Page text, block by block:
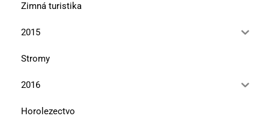
Zimná turistika
2015
Stromy
2016
Horolezectvo